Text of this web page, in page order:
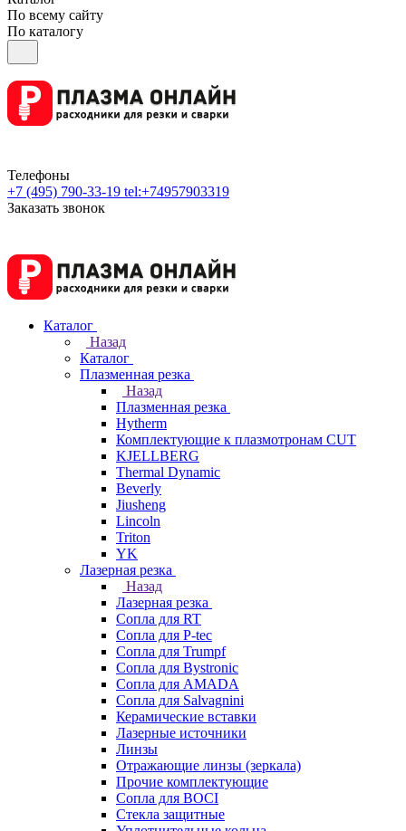
По всему сайту
По каталогу
Телефоны
+7 (495) 790-33-19 tel:+74957903319
Заказать звонок
Каталог
Назад
Каталог
Плазменная резка
Назад
Плазменная резка
Hytherm
Комплектующие к плазмотронам CUT
KJELLBERG
Thermal Dynamic
Beverly
Jiusheng
Lincoln
Triton
YK
Лазерная резка
Назад
Лазерная резка
Сопла для RT
Сопла для P-tec
Сопла для Trumpf
Сопла для Bystronic
Сопла для AMADA
Сопла для Salvagnini
Керамические вставки
Лазерные источники
Линзы
Отражающие линзы (зеркала)
Прочие комплектующие
Сопла для BOCI
Стекла защитные